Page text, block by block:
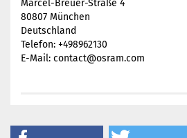
Marcel-Breuer-Straße 4
80807 München
Deutschland
Telefon: +498962130
E-Mail: contact@osram.com